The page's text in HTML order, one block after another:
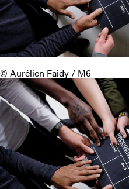
© Aurélien Faidy / M6